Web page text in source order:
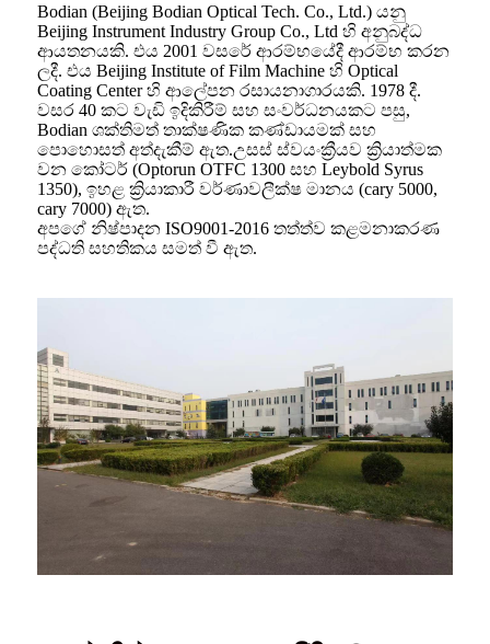
Bodian (Beijing Bodian Optical Tech. Co., Ltd.) යනු
Beijing Instrument Industry Group Co., Ltd හි අනුබද්ධ
ආයතනයකි. එය 2001 වසරේ ආරම්භයේදී ආරම්භ කරන
ලදී. එය Beijing Institute of Film Machine හි Optical
Coating Center හි ආලේපන රසායනාගාරයකි. 1978 දී.
වසර 40 කට වැඩි ඉදිකිරීම් සහ සංවර්ධනයකට පසු,
Bodian ශක්තිමත් තාක්ෂණික කණ්ඩායමක් සහ
පොහොසත් අත්දැකීම් ඇත.උසස් ස්වයංක්‍රීයව ක්‍රියාත්මක
වන කෝටර් (Optorun OTFC 1300 සහ Leybold Syrus
1350), ඉහළ ක්‍රියාකාරී වර්ණාවලීක්ෂ මානය (cary 5000,
cary 7000) ඇත.
අපගේ නිෂ්පාදන ISO9001-2016 තත්ත්ව කළමනාකරණ
පද්ධති සහතිකය සමත් වී ඇත.